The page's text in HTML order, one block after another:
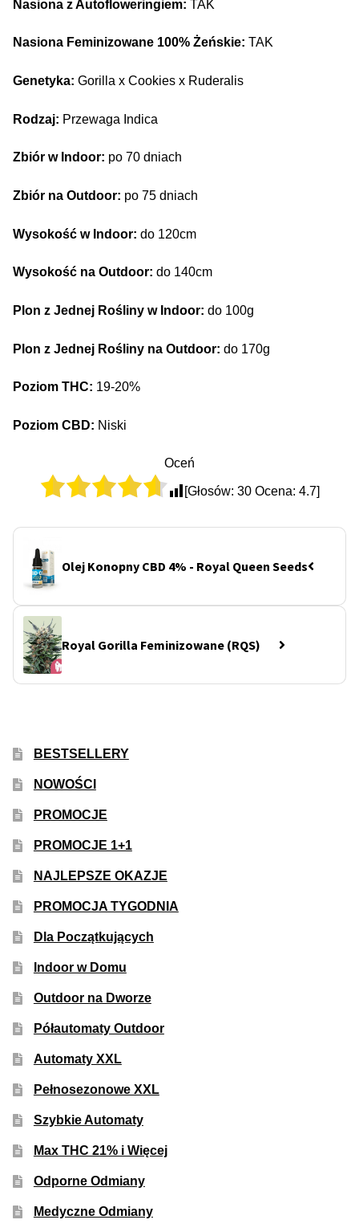
Nasiona z Autofloweringiem: TAK
Nasiona Feminizowane 100% Żeńskie: TAK
Genetyka: Gorilla x Cookies x Ruderalis
Rodzaj: Przewaga Indica
Zbiór w Indoor: po 70 dniach
Zbiór na Outdoor: po 75 dniach
Wysokość w Indoor: do 120cm
Wysokość na Outdoor: do 140cm
Plon z Jednej Rośliny w Indoor: do 100g
Plon z Jednej Rośliny na Outdoor: do 170g
Poziom THC: 19-20%
Poziom CBD: Niski
Oceń
[Głosów: 30Ocena: 4.7]
Olej Konopny CBD 4% - Royal Queen Seeds
Royal Gorilla Feminizowane (RQS)
BESTSELLERY
NOWOŚCI
PROMOCJE
PROMOCJE 1+1
NAJLEPSZE OKAZJE
PROMOCJA TYGODNIA
Dla Początkujących
Indoor w Domu
Outdoor na Dworze
Półautomaty Outdoor
Automaty XXL
Pełnosezonowe XXL
Szybkie Automaty
Max THC 21% i Więcej
Odporne Odmiany
Medyczne Odmiany